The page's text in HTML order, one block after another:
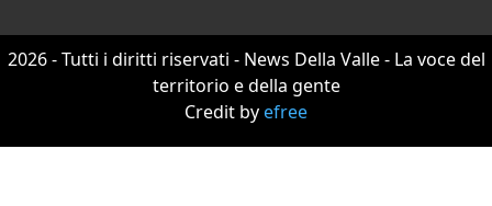
2026 - Tutti i diritti riservati - News Della Valle - La voce del
territorio e della gente
Credit byefree